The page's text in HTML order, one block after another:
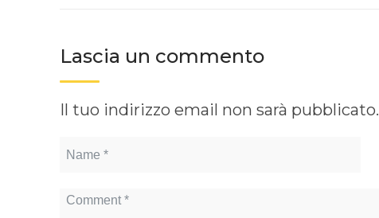
Lascia un commento
Il tuo indirizzo email non sarà pubblicato.